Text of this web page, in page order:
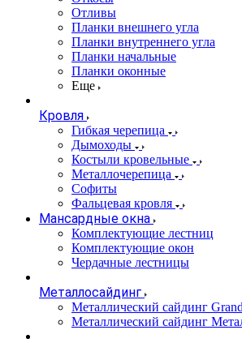
Отливы
Планки внешнего угла
Планки внутреннего угла
Планки начальные
Планки оконные
Еще
Кровля
Гибкая черепица
Дымоходы
Костыли кровельные
Металлочерепица
Софиты
Фальцевая кровля
Мансардные окна
Комплектующие лестниц
Комплектующие окон
Чердачные лестницы
Металлосайдинг
Металлический сайдинг
Металлический сайдинг